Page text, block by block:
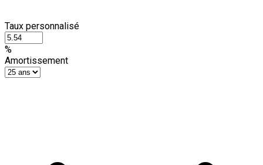
Taux personnalisé
%
Amortissement